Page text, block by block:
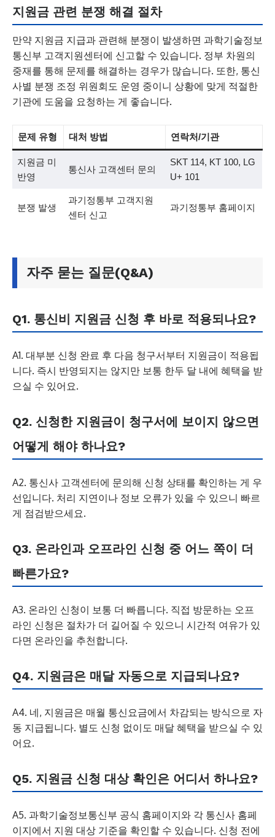
지원금 관련 분쟁 해결 절차
만약 지원금 지급과 관련해 분쟁이 발생하면 과학기술정보
통신부 고객지원센터에 신고할 수 있습니다. 정부 차원의
중재를 통해 문제를 해결하는 경우가 많습니다. 또한, 통신
사별 분쟁 조정 위원회도 운영 중이니 상황에 맞게 적절한
기관에 도움을 요청하는 게 좋습니다.
문제 유형 대처 방법 연락처/기관
지원금 미
반영
통신사 고객센터 문의
SKT 114, KT 100, LG
U+ 101
분쟁 발생
과기정통부 고객지원
센터 신고
과기정통부 홈페이지
자주 묻는 질문(Q&A)
Q1. 통신비 지원금 신청 후 바로 적용되나요?
A1. 대부분 신청 완료 후 다음 청구서부터 지원금이 적용됩
니다. 즉시 반영되지는 않지만 보통 한두 달 내에 혜택을 받
으실 수 있어요.
Q2. 신청한 지원금이 청구서에 보이지 않으면
어떻게 해야 하나요?
A2. 통신사 고객센터에 문의해 신청 상태를 확인하는 게 우
선입니다. 처리 지연이나 정보 오류가 있을 수 있으니 빠르
게 점검받으세요.
Q3. 온라인과 오프라인 신청 중 어느 쪽이 더
빠른가요?
A3. 온라인 신청이 보통 더 빠릅니다. 직접 방문하는 오프
라인 신청은 절차가 더 길어질 수 있으니 시간적 여유가 있
다면 온라인을 추천합니다.
Q4. 지원금은 매달 자동으로 지급되나요?
A4. 네, 지원금은 매월 통신요금에서 차감되는 방식으로 자
동 지급됩니다. 별도 신청 없이도 매달 혜택을 받으실 수 있
어요.
Q5. 지원금 신청 대상 확인은 어디서 하나요?
A5. 과학기술정보통신부 공식 홈페이지와 각 통신사 홈페
이지에서 지원 대상 기준을 확인할 수 있습니다. 신청 전에